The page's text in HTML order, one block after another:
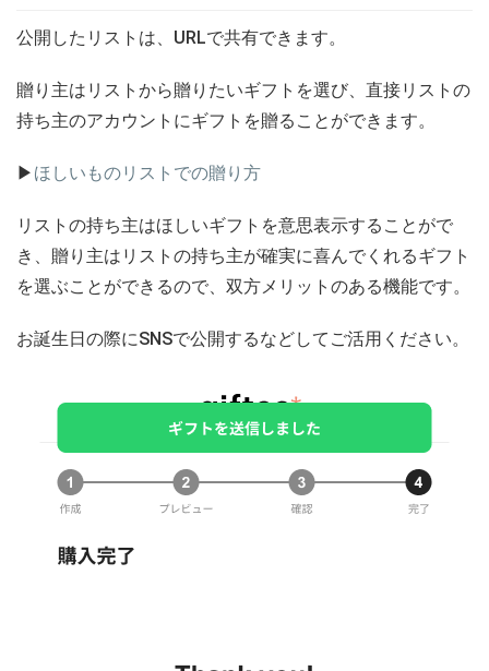
公開したリストは、URLで共有できます。
贈り主はリストから贈りたいギフトを選び、直接リストの
持ち主のアカウントにギフトを贈ることができます。
▶︎ ほしいものリストでの贈り方
リストの持ち主はほしいギフトを意思表示することがで
き、贈り主はリストの持ち主が確実に喜んでくれるギフト
を選ぶことができるので、双方メリットのある機能です。
お誕生日の際にSNSで公開するなどしてご活用ください。